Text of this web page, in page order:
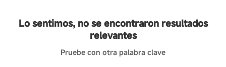
Lo sentimos, no se encontraron resultados
relevantes
Pruebe con otra palabra clave